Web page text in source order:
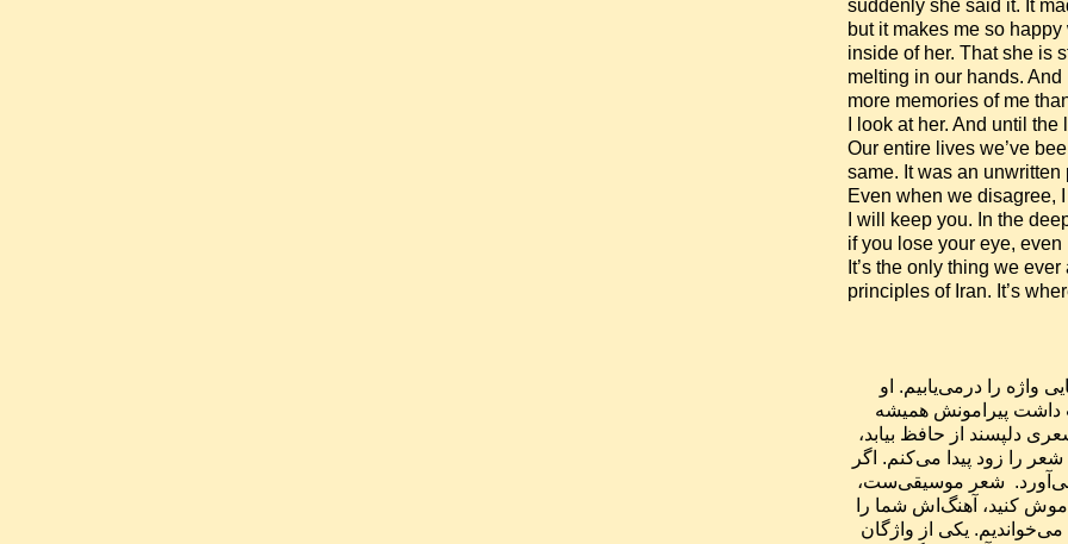
suddenly she said it. It
but it makes me so
inside of her. That she is
melting in our hands.
more memories of me
I look at her. And until
Our entire lives we’ve
same. It was an
Even when we disagree,
I will keep you. In the
if you lose your eye,
It’s the only thing we
principles of Iran. It’s